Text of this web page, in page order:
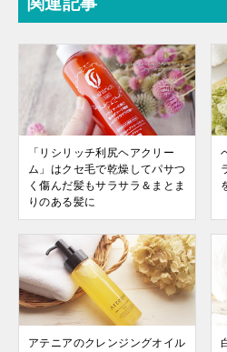
「リシリッチ利尻ヘアクリー
ム」はクセ毛で乾燥してパサつ
く傷んだ髪もサラサラ＆まとま
りのある髪に
アテニアのクレンジングオイル